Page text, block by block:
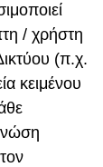
/ χρήστη
(π.χ.
κειμένου